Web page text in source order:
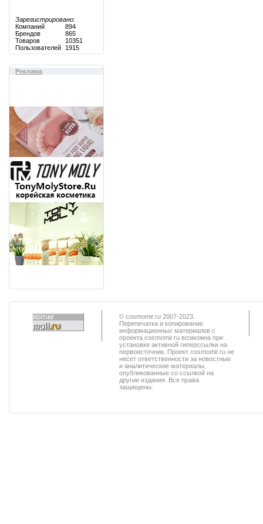
Зарегистрировано:
Компаний
894
Брендов
865
Товаров
10351
Пользователей
1915
Реклама
© cosmomir.ru 2007-2023.
Перепечатка и копирование
информационных материалов с
проекта cosmomir.ru возможна при
установке активной гиперссылки на
первоисточник. Проект cosmomir.ru не
несет ответственности за новостные
и аналитические материалы,
опубликованные со ссылкой на
другие издания. Все права
защищены.